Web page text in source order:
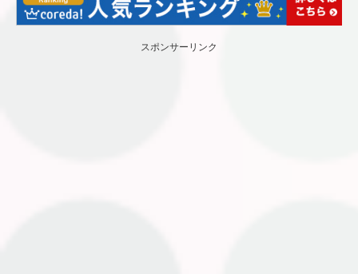
(背景透過)- - - - - - - - - - - - - - - - - - ...
スポンサーリンク